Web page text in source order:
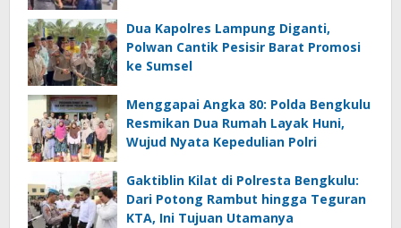
Dua Kapolres Lampung Diganti,
Polwan Cantik Pesisir Barat Promosi
ke Sumsel
Menggapai Angka 80: Polda Bengkulu
Resmikan Dua Rumah Layak Huni,
Wujud Nyata Kepedulian Polri
Gaktiblin Kilat di Polresta Bengkulu:
Dari Potong Rambut hingga Teguran
KTA, Ini Tujuan Utamanya